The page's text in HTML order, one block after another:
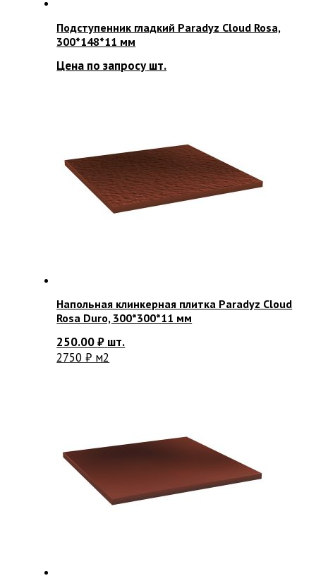
Подступенник гладкий Paradyz Cloud Rosa,
300*148*11 мм
Цена по запросу шт.
Напольная клинкерная плитка Paradyz Cloud
Rosa Duro, 300*300*11 мм
250.00₽ шт.
2750 ₽ м2